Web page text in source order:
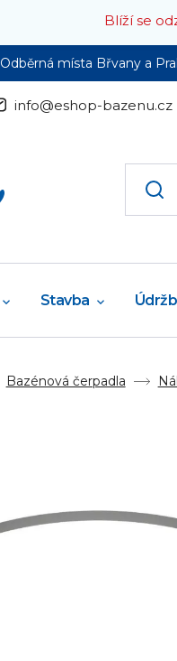
Blíží se
Odběrná místa Břvany a
info@eshop-bazenu.cz
Stavba
Bazénová čerpadla